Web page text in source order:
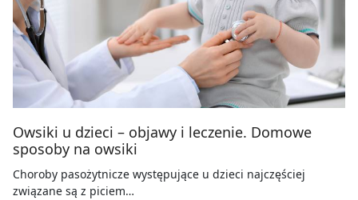
Owsiki u dzieci – objawy i leczenie. Domowe
sposoby na owsiki
Choroby pasożytnicze występujące u dzieci najczęściej
związane są z piciem…